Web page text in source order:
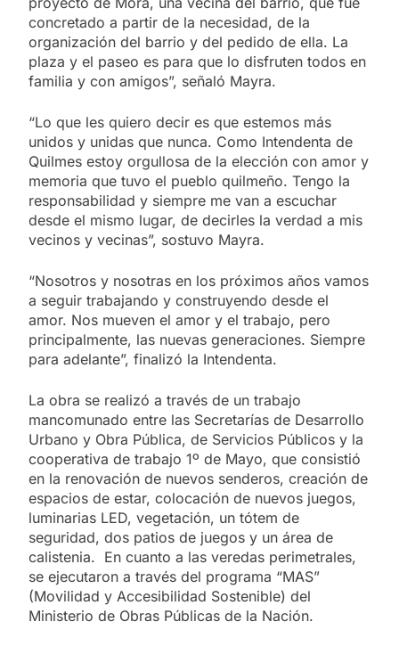
concretado a partir de la necesidad, de la
organización del barrio y del pedido de ella. La
plaza y el paseo es para que lo disfruten todos en
familia y con amigos”, señaló Mayra.
“Lo que les quiero decir es que estemos más
unidos y unidas que nunca. Como Intendenta de
Quilmes estoy orgullosa de la elección con amor y
memoria que tuvo el pueblo quilmeño. Tengo la
responsabilidad y siempre me van a escuchar
desde el mismo lugar, de decirles la verdad a mis
vecinos y vecinas”, sostuvo Mayra.
“Nosotros y nosotras en los próximos años vamos
a seguir trabajando y construyendo desde el
amor. Nos mueven el amor y el trabajo, pero
principalmente, las nuevas generaciones. Siempre
para adelante”, finalizó la Intendenta.
La obra se realizó a través de un trabajo
mancomunado entre las Secretarías de Desarrollo
Urbano y Obra Pública, de Servicios Públicos y la
cooperativa de trabajo 1º de Mayo, que consistió
en la renovación de nuevos senderos, creación de
espacios de estar, colocación de nuevos juegos,
luminarias LED, vegetación, un tótem de
seguridad, dos patios de juegos y un área de
calistenia. En cuanto a las veredas perimetrales,
se ejecutaron a través del programa “MAS”
(Movilidad y Accesibilidad Sostenible) del
Ministerio de Obras Públicas de la Nación.